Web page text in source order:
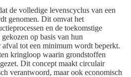
de volledige levenscyclus van een
genomen. Dit omvat het
en de toekomstige
op basis van hun
tot een minimum wordt beperkt.
kringloop waarin grondstoffen
Dit concept maakt circulair
verantwoord, maar ook economisch